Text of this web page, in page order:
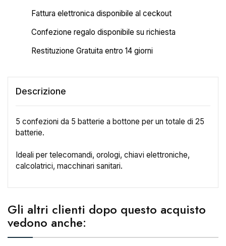
Fattura elettronica disponibile al ceckout
Confezione regalo disponibile su richiesta
Restituzione Gratuita entro 14 giorni
Descrizione
5 confezioni da 5 batterie a bottone per un totale di 25
batterie.
Ideali per telecomandi, orologi, chiavi elettroniche,
calcolatrici, macchinari sanitari.
Gli altri clienti dopo questo acquisto
vedono anche:
×
Nome lista dei desideri